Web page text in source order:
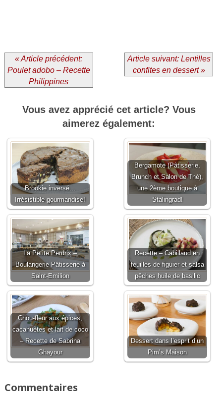
« Article précédent:
Poulet adobo – Recette
Philippines
Article suivant: Lentilles
confites en dessert »
Vous avez apprécié cet article? Vous
aimerez également:
Brookie inversé…
Irrésistible gourmandise!
Bergamote (Pâtisserie,
Brunch et Salon de Thé),
une 2ème boutique à
Stalingrad!
La Petite Perdrix –
Boulangerie Pâtisserie à
Saint-Emilion
Recette – Cabillaud en
feuilles de figuier et salsa
pêches huile de basilic
Chou-fleur aux épices,
cacahuètes et lait de coco
– Recette de Sabrina
Ghayour
Dessert dans l’esprit d’un
Pim’s Maison
Commentaires